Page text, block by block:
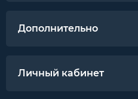
Дополнительно
Личный кабинет